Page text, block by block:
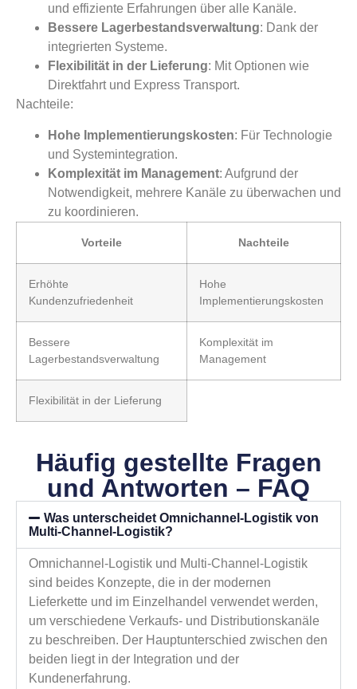
und effiziente Erfahrungen über alle Kanäle.
Bessere Lagerbestandsverwaltung: Dank der
integrierten Systeme.
Flexibilität in der Lieferung: Mit Optionen wie
Direktfahrt und Express Transport.
Nachteile:
Hohe Implementierungskosten: Für Technologie
und Systemintegration.
Komplexität im Management: Aufgrund der
Notwendigkeit, mehrere Kanäle zu überwachen und
zu koordinieren.
Vorteile Nachteile
Erhöhte
Kundenzufriedenheit
Hohe
Implementierungskosten
Bessere
Lagerbestandsverwaltung
Komplexität im
Management
Flexibilität in der Lieferung
Häufig gestellte Fragen
und Antworten – FAQ
Was unterscheidet Omnichannel-Logistik von
Multi-Channel-Logistik?
Omnichannel-Logistik und Multi-Channel-Logistik
sind beides Konzepte, die in der modernen
Lieferkette und im Einzelhandel verwendet werden,
um verschiedene Verkaufs- und Distributionskanäle
zu beschreiben. Der Hauptunterschied zwischen den
beiden liegt in der Integration und der
Kundenerfahrung.